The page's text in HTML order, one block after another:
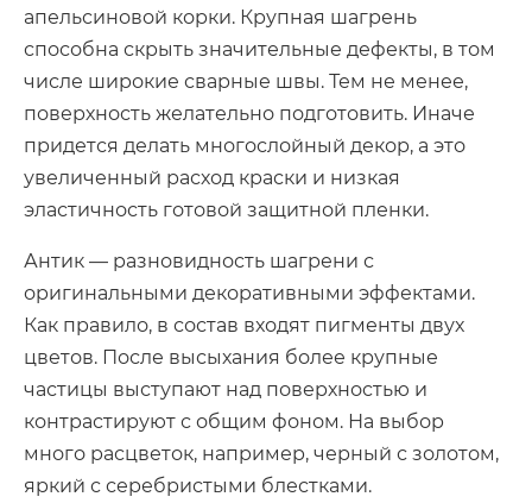
апельсиновой корки. Крупная шагрень
способна скрыть значительные дефекты, в том
числе широкие сварные швы. Тем не менее,
поверхность желательно подготовить. Иначе
придется делать многослойный декор, а это
увеличенный расход краски и низкая
эластичность готовой защитной пленки.
Антик — разновидность шагрени с
оригинальными декоративными эффектами.
Как правило, в состав входят пигменты двух
цветов. После высыхания более крупные
частицы выступают над поверхностью и
контрастируют с общим фоном. На выбор
много расцветок, например, черный с золотом,
яркий с серебристыми блестками.